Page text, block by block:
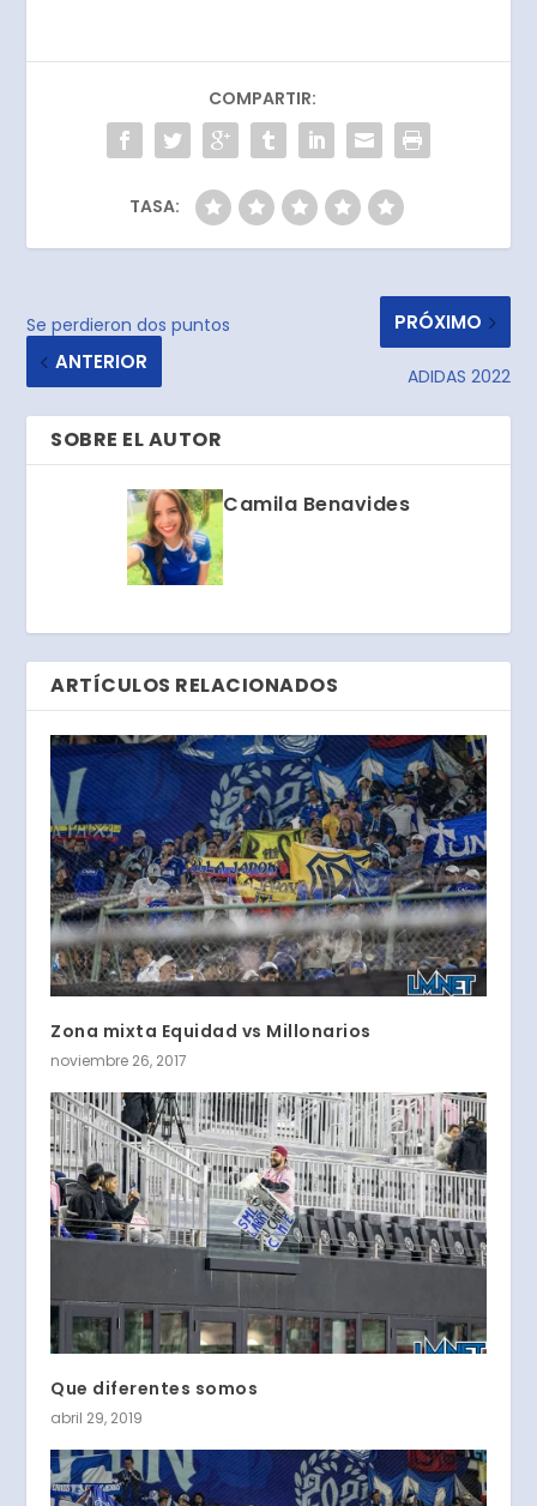
COMPARTIR:
TASA:
Se perdieron dos puntos
ANTERIOR
PRÓXIMO
ADIDAS 2022
SOBRE EL AUTOR
Camila Benavides
ARTÍCULOS RELACIONADOS
Zona mixta Equidad vs Millonarios
noviembre 26, 2017
Que diferentes somos
abril 29, 2019